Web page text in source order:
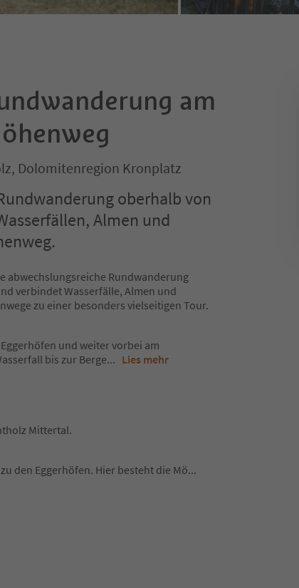
am
Dolomitenregion Kronplatz
oberhalb von
Almen und
abwechslungsreiche Rundwanderung
verbindet Wasserfälle, Almen und
zu einer besonders vielseitigen Tour.
und weiter vorbei am
bis zur Berge... Lies mehr
Mittertal.
den Eggerhöfen. Hier besteht die Mö...